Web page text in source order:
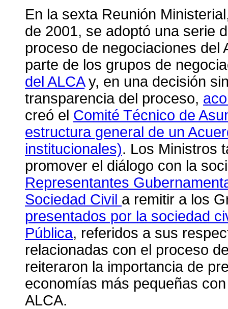
En la sexta Reunión
de 2001, se adoptó una serie
proceso de negociaciones del
parte de los grupos de
del ALCAy, en una decisión
transparencia del proceso,
creó el Comité Técnico de
estructura general de un
institucionales). Los Ministros
promover el diálogo con la
Representantes
Sociedad Civil a remitir a los
presentados por la sociedad
Pública, referidos a sus
relacionadas con el proceso
reiteraron la importancia de
economías más pequeñas
ALCA.